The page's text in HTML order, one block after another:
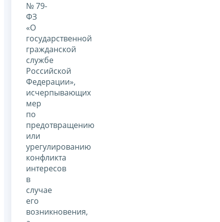
№ 79-
ФЗ
«О
государственной
гражданской
службе
Российской
Федерации»,
исчерпывающих
мер
по
предотвращению
или
урегулированию
конфликта
интересов
в
случае
его
возникновения,